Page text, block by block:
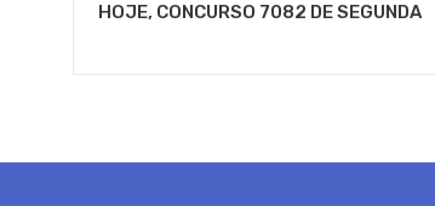
HOJE, CONCURSO 7082 DE SEGUNDA